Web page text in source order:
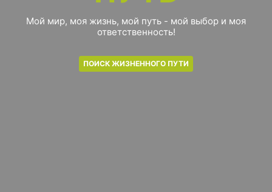
Мой мир, моя жизнь, мой путь - мой выбор и моя
ответственность!
ПОИСК ЖИЗНЕННОГО ПУТИ